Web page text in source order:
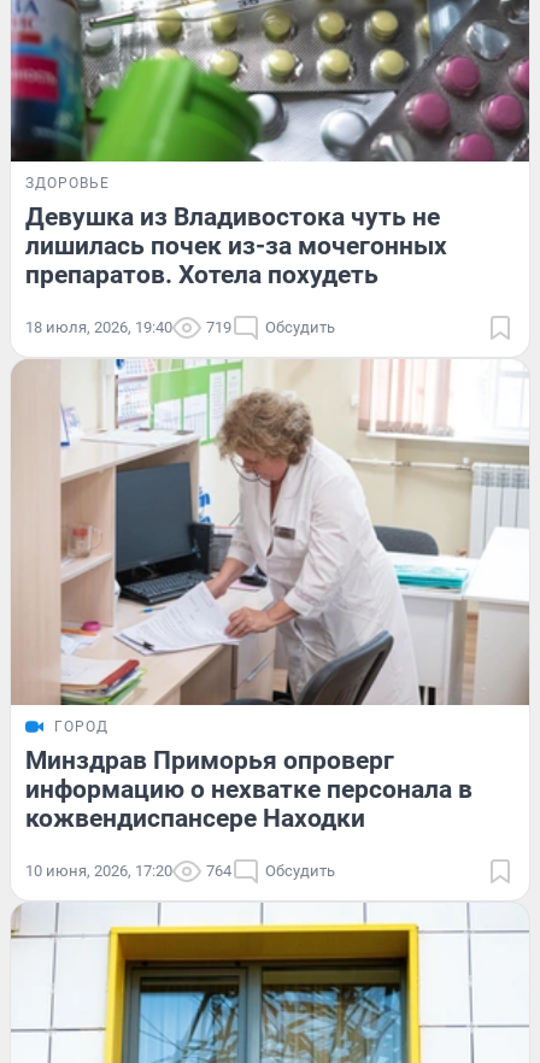
ЗДОРОВЬЕ
Девушка из Владивостока чуть не
лишилась почек из-за мочегонных
препаратов. Хотела похудеть
18 июля, 2026, 19:40 719 Обсудить
ГОРОД
Минздрав Приморья опроверг
информацию о нехватке персонала в
кожвендиспансере Находки
10 июня, 2026, 17:20 764 Обсудить